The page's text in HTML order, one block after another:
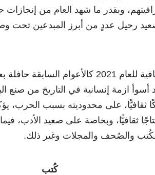
وبقدر ما شهد العام من إنجازات
رحيل عددٍ من أبرز المبدعين تحت
كانت الأجندة الثقافية للعام 2021
أسوأ ازمة إنسانية في التاريخ من صنع
ثقافيًّا، على محدوديته بسبب الحرب،
ثقافيًّا، وبخاصة على صعيد الأدب،
والصُحف والمجلات وغير ذلك.
كُتب